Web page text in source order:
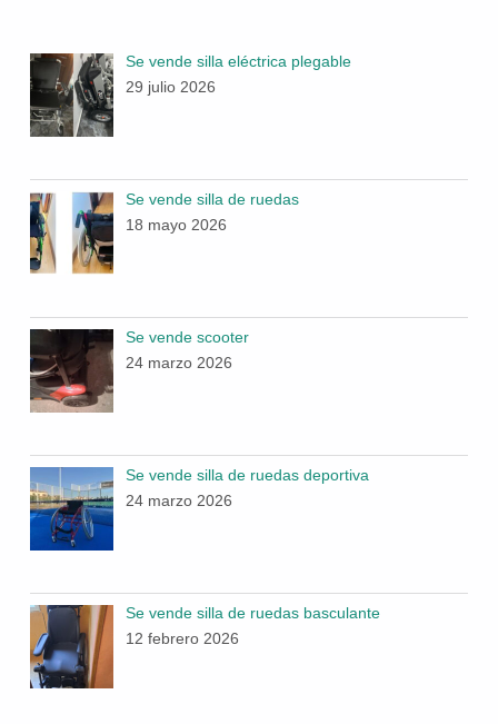
Se vende silla eléctrica plegable
29 julio 2026
Se vende silla de ruedas
18 mayo 2026
Se vende scooter
24 marzo 2026
Se vende silla de ruedas deportiva
24 marzo 2026
Se vende silla de ruedas basculante
12 febrero 2026